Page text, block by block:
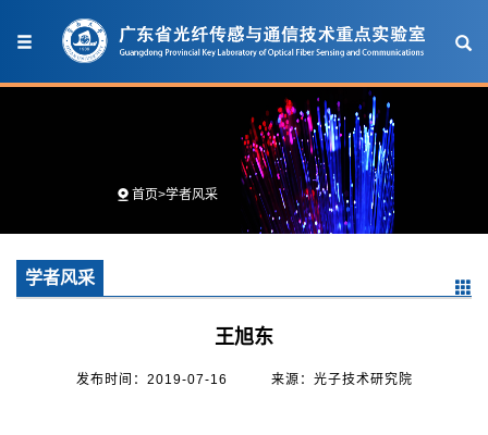
首页>学者风采
学者风采
王旭东
发布时间：2019-07-16 来源：光子技术研究院